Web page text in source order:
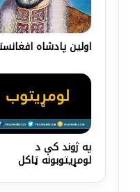
اولين پادشاه
په ژوند کې د
لومړیتوبونه ټاکل